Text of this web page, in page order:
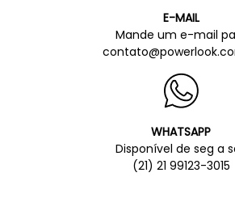
E-MAIL
Mande um e-mail
WHATSAPP
Disponível de seg a
(21) 21 99123-3015